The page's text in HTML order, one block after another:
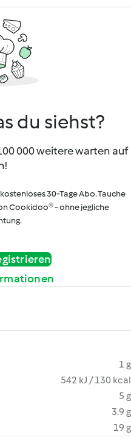
du siehst?
000 weitere warten auf
30-Tage Abo. Tauche
Cookidoo® - ohne jegliche
1 g
542 kJ / 130 kcal
5 g
3.9 g
19 g